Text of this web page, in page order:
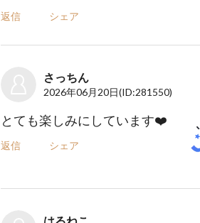
返信 シェア
さっちん
2026年06月20日(ID:281550)
とても楽しみにしています❤️
返信 シェア
はるねこ